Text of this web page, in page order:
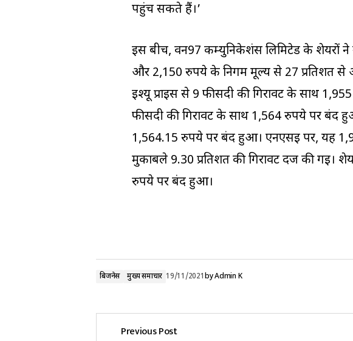
पहुंच सकते हैं।’
इस बीच, वन97 कम्युनिकेशंस लिमिटेड के शेयरों
और 2,150 रुपये के निर्गम मूल्य से 27 प्रतिशत से
इश्यू प्राइस से 9 फीसदी की गिरावट के साथ
फीसदी की गिरावट के साथ 1,564 रुपये पर बंद
1,564.15 रुपये पर बंद हुआ। एनएसई पर, यह
मुकाबले 9.30 प्रतिशत की गिरावट दर्ज की गई।
रुपये पर बंद हुआ।
बिजनेस मुख्य समाचार 19/11/2021byAdmin K
Previous Post